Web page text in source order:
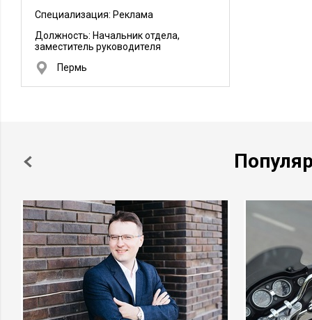
Специализация: Реклама
Должность: Начальник отдела,
заместитель руководителя
Пермь